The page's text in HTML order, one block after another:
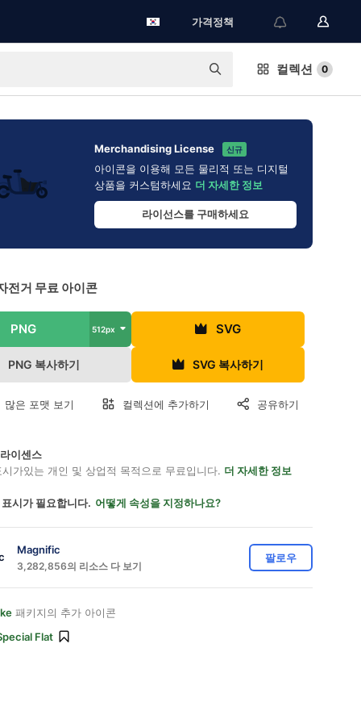
가격정책
컬렉션 0
Merchandising License 신규
아이콘을 이용해 모든 물리적 또는 디지털
상품을 커스텀하세요 더 자세한 정보
라이선스를 구매하세요
전거 무료 아이콘
PNG 512px SVG
PNG 복사하기 SVG 복사하기
많은 포맷 보기 컬렉션에 추가하기 공유하기
이센스
가있는 개인 및 상업적 목적으로 무료입니다. 더 자세한 정보
시가 필요합니다. 어떻게 속성을 지정하나요?
Magnific
3,282,856의 리소스 다 보기
팔로우
패키지의 추가 아이콘
Flat